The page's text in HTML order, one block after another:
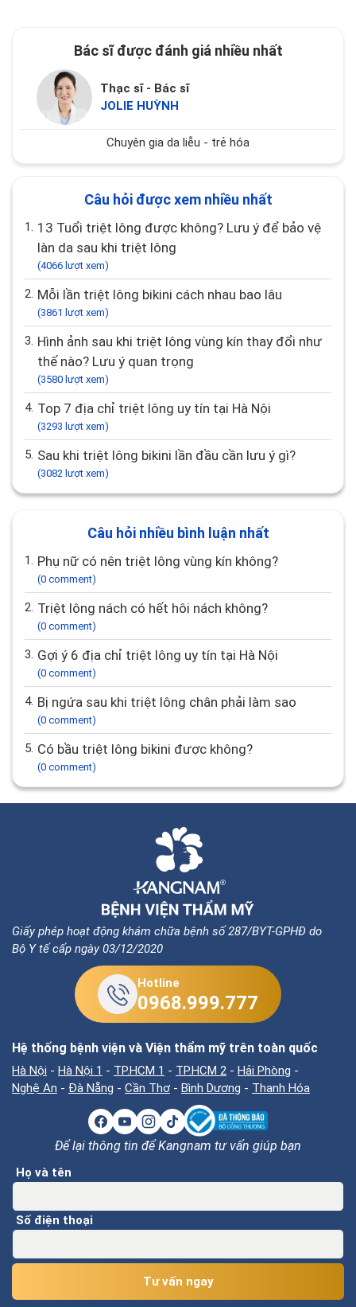
Bác sĩ được đánh giá nhiều nhất
Thạc sĩ - Bác sĩ
JOLIE HUỲNH
Chuyên gia da liễu - trẻ hóa
Câu hỏi được xem nhiều nhất
1. 13 Tuổi triệt lông được không? Lưu ý để bảo vệ
làn da sau khi triệt lông
(4066 lượt xem)
2. Mỗi lần triệt lông bikini cách nhau bao lâu
(3861 lượt xem)
3. Hình ảnh sau khi triệt lông vùng kín thay đổi như
thế nào? Lưu ý quan trọng
(3580 lượt xem)
4. Top 7 địa chỉ triệt lông uy tín tại Hà Nội
(3293 lượt xem)
5. Sau khi triệt lông bikini lần đầu cần lưu ý gì?
(3082 lượt xem)
Câu hỏi nhiều bình luận nhất
1. Phụ nữ có nên triệt lông vùng kín không?
(0 comment)
2. Triệt lông nách có hết hôi nách không?
(0 comment)
3. Gợi ý 6 địa chỉ triệt lông uy tín tại Hà Nội
(0 comment)
4. Bị ngứa sau khi triệt lông chân phải làm sao
(0 comment)
5. Có bầu triệt lông bikini được không?
(0 comment)
Giấy phép hoạt động khám chữa bệnh số 287/BYT-GPHĐ do
Bộ Y tế cấp ngày 03/12/2020
Hotline
0968.999.777
Hệ thống bệnh viện và Viện thẩm mỹ trên toàn quốc
Hà Nội - Hà Nội 1 - TP.HCM 1 - TP.HCM 2 - Hải Phòng -
Nghệ An - Đà Nẵng - Cần Thơ - Bình Dương - Thanh Hóa
Để lại thông tin để Kangnam tư vấn giúp bạn
Họ và tên
Số điện thoại